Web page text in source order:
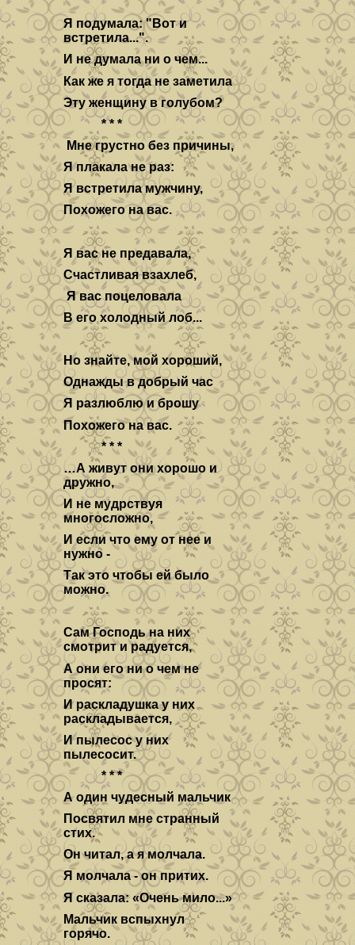
Я подумала: "Вот и
встретила...".
И не думала ни о чем...
Как же я тогда не заметила
Эту женщину в голубом?
* * *
Мне грустно без причины,
Я плакала не раз:
Я встретила мужчину,
Похожего на вас.
Я вас не предавала,
Счастливая взахлеб,
Я вас поцеловала
В его холодный лоб...
Но знайте, мой хороший,
Однажды в добрый час
Я разлюблю и брошу
Похожего на вас.
* * *
…А живут они хорошо и
дружно,
И не мудрствуя
многосложно,
И если что ему от нее и
нужно -
Так это чтобы ей было
можно.
Сам Господь на них
смотрит и радуется,
А они его ни о чем не
просят:
И раскладушка у них
раскладывается,
И пылесос у них
пылесосит.
* * *
А один чудесный мальчик
Посвятил мне странный
стих.
Он читал, а я молчала.
Я молчала - он притих.
Я сказала: «Очень мило...»
Мальчик вспыхнул
горячо.